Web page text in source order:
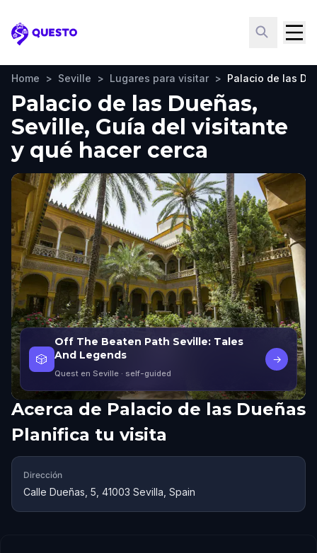
Questo
Home > Seville > Lugares para visitar > Palacio de las
Palacio de las Dueñas,
Seville, Guía del visitante
y qué hacer cerca
🎲
Off The Beaten Path Seville: Tales
And Legends
Quest en Seville · self-guided
→
Acerca de Palacio de las Dueñas
Planifica tu visita
Dirección
Calle Dueñas, 5, 41003 Sevilla, Spain